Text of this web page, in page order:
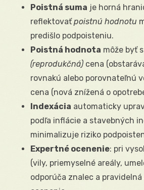
Poistná suma je horná
reflektovaťpoistnú hodnotu
predišlo podpoisteniu.
Poistná hodnota môže byť
(reprodukčná) cena
rovnakú alebo porovnateľnú
cena (nová znížená o
Indexácia automaticky
podľa inflácie a stavebných
minimalizuje riziko
Expertné ocenenie: pri
(vily, priemyselné areály,
odporúča znalec a